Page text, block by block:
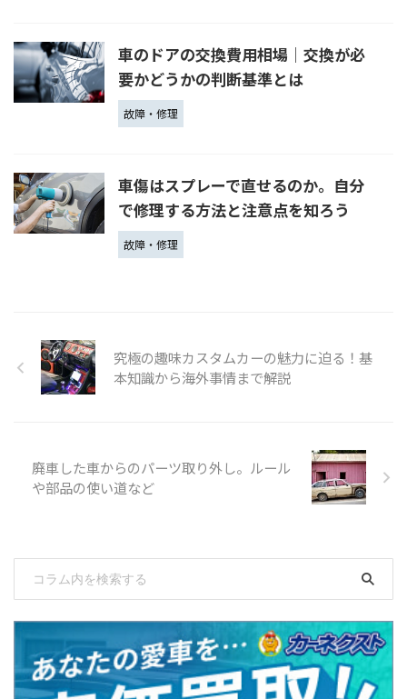
車のドアの交換費用相場│交換が必
要かどうかの判断基準とは
故障・修理
車傷はスプレーで直せるのか。自分
で修理する方法と注意点を知ろう
故障・修理
究極の趣味カスタムカーの魅力に迫る！基
本知識から海外事情まで解説
廃車した車からのパーツ取り外し。ルール
や部品の使い道など